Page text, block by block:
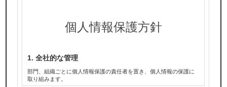
個人情報保護方針
1. 全社的な管理
部門、組織ごとに個人情報保護の責任者を置き、個人情報の保護に
取り組みます。